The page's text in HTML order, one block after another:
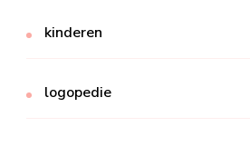
kinderen
logopedie